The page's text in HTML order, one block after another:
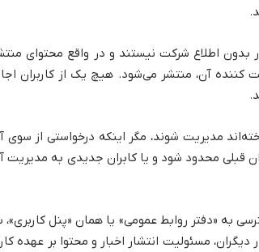
بدون اطلاع شرکت نیستند و در واقع محتوای
کننده آن، منتشر می‌شود. هیچ یک از کاربران
مدیریت شوند، مگر اینکه درخواستی از سوی
قبلی محدود شود و یا کابران جدیدی به مدیریت
به «دفتر روابط عمومی» یا همان «پنل کاربری»،
مسئولیت انتشار اخبار و محتوا بر عهده